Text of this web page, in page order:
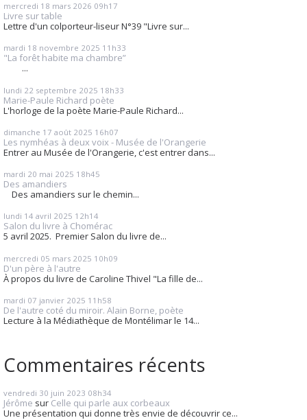
mercredi 18 mars 2026 09h17
Livre sur table
Lettre d'un colporteur-liseur N°39 "Livre sur...
mardi 18 novembre 2025 11h33
"La forêt habite ma chambre”
...
lundi 22 septembre 2025 18h33
Marie-Paule Richard poète
L'horloge de la poète Marie-Paule Richard...
dimanche 17 août 2025 16h07
Les nymhéas à deux voix - Musée de l'Orangerie
Entrer au Musée de l'Orangerie, c'est entrer dans...
mardi 20 mai 2025 18h45
Des amandiers
Des amandiers sur le chemin...
lundi 14 avril 2025 12h14
Salon du livre à Chomérac
5 avril 2025. Premier Salon du livre de...
mercredi 05 mars 2025 10h09
D'un père à l'autre
À propos du livre de Caroline Thivel "La fille de...
mardi 07 janvier 2025 11h58
De l'autre coté du miroir. Alain Borne, poète
Lecture à la Médiathèque de Montélimar le 14...
Commentaires récents
vendredi 30 juin 2023 08h34
Jérôme sur Celle qui parle aux corbeaux
Une présentation qui donne très envie de découvrir ce...